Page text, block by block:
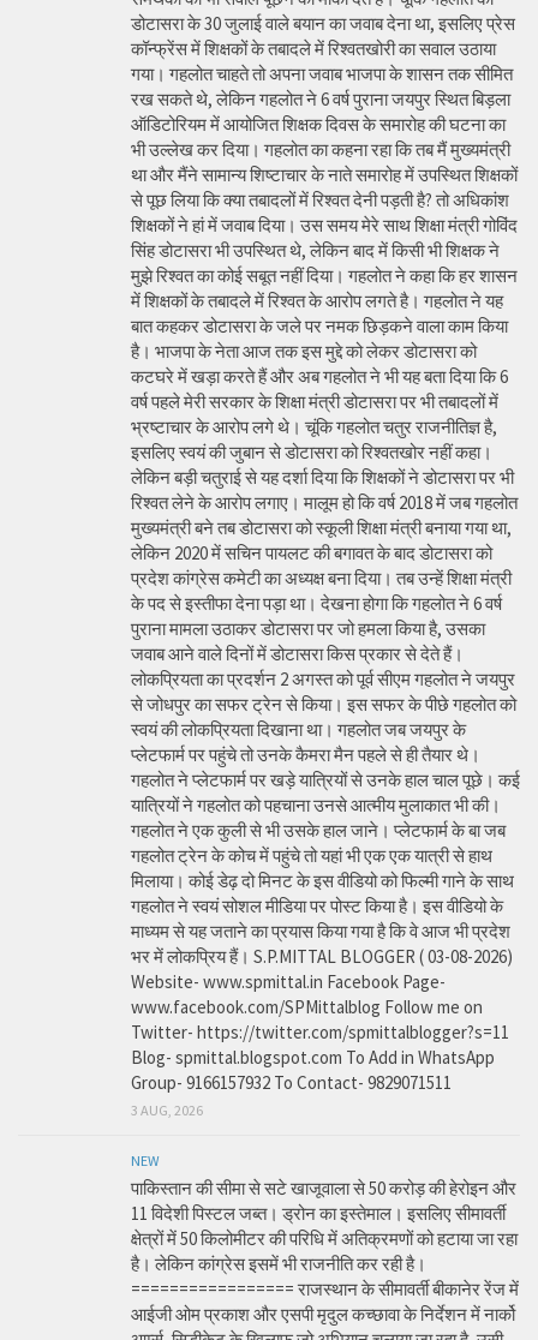
डोटासरा के 30 जुलाई वाले बयान का जवाब देना था, इसलिए प्रेस
कॉन्फ्रेंस में शिक्षकों के तबादले में रिश्वतखोरी का सवाल उठाया
गया। गहलोत चाहते तो अपना जवाब भाजपा के शासन तक सीमित
रख सकते थे, लेकिन गहलोत ने 6 वर्ष पुराना जयपुर स्थित बिड़ला
ऑडिटोरियम में आयोजित शिक्षक दिवस के समारोह की घटना का
भी उल्लेख कर दिया। गहलोत का कहना रहा कि तब मैं मुख्यमंत्री
था और मैंने सामान्य शिष्टाचार के नाते समारोह में उपस्थित शिक्षकों
से पूछ लिया कि क्या तबादलों में रिश्वत देनी पड़ती है? तो अधिकांश
शिक्षकों ने हां में जवाब दिया। उस समय मेरे साथ शिक्षा मंत्री गोविंद
सिंह डोटासरा भी उपस्थित थे, लेकिन बाद में किसी भी शिक्षक ने
मुझे रिश्वत का कोई सबूत नहीं दिया। गहलोत ने कहा कि हर शासन
में शिक्षकों के तबादले में रिश्वत के आरोप लगते है। गहलोत ने यह
बात कहकर डोटासरा के जले पर नमक छिड़कने वाला काम किया
है। भाजपा के नेता आज तक इस मुद्दे को लेकर डोटासरा को
कटघरे में खड़ा करते हैं और अब गहलोत ने भी यह बता दिया कि 6
वर्ष पहले मेरी सरकार के शिक्षा मंत्री डोटासरा पर भी तबादलों में
भ्रष्टाचार के आरोप लगे थे। चूंकि गहलोत चतुर राजनीतिज्ञ है,
इसलिए स्वयं की जुबान से डोटासरा को रिश्वतखोर नहीं कहा।
लेकिन बड़ी चतुराई से यह दर्शा दिया कि शिक्षकों ने डोटासरा पर भी
रिश्वत लेने के आरोप लगाए। मालूम हो कि वर्ष 2018 में जब गहलोत
मुख्यमंत्री बने तब डोटासरा को स्कूली शिक्षा मंत्री बनाया गया था,
लेकिन 2020 में सचिन पायलट की बगावत के बाद डोटासरा को
प्रदेश कांग्रेस कमेटी का अध्यक्ष बना दिया। तब उन्हें शिक्षा मंत्री
के पद से इस्तीफा देना पड़ा था। देखना होगा कि गहलोत ने 6 वर्ष
पुराना मामला उठाकर डोटासरा पर जो हमला किया है, उसका
जवाब आने वाले दिनों में डोटासरा किस प्रकार से देते हैं।
लोकप्रियता का प्रदर्शन 2 अगस्त को पूर्व सीएम गहलोत ने जयपुर
से जोधपुर का सफर ट्रेन से किया। इस सफर के पीछे गहलोत को
स्वयं की लोकप्रियता दिखाना था। गहलोत जब जयपुर के
प्लेटफार्म पर पहुंचे तो उनके कैमरा मैन पहले से ही तैयार थे।
गहलोत ने प्लेटफार्म पर खड़े यात्रियों से उनके हाल चाल पूछे। कई
यात्रियों ने गहलोत को पहचाना उनसे आत्मीय मुलाकात भी की।
गहलोत ने एक कुली से भी उसके हाल जाने। प्लेटफार्म के बा जब
गहलोत ट्रेन के कोच में पहुंचे तो यहां भी एक एक यात्री से हाथ
मिलाया। कोई डेढ़ दो मिनट के इस वीडियो को फिल्मी गाने के साथ
गहलोत ने स्वयं सोशल मीडिया पर पोस्ट किया है। इस वीडियो के
माध्यम से यह जताने का प्रयास किया गया है कि वे आज भी प्रदेश
भर में लोकप्रिय हैं। S.P.MITTAL BLOGGER ( 03-08-2026)
Website- www.spmittal.in Facebook Page-
www.facebook.com/SPMittalblog Follow me on
Twitter- https://twitter.com/spmittalblogger?s=11
Blog- spmittal.blogspot.com To Add in WhatsApp
Group- 9166157932 To Contact- 9829071511
3 AUG, 2026
NEW
पाकिस्तान की सीमा से सटे खाजूवाला से 50 करोड़ की हेरोइन और
11 विदेशी पिस्टल जब्त। ड्रोन का इस्तेमाल। इसलिए सीमावर्ती
क्षेत्रों में 50 किलोमीटर की परिधि में अतिक्रमणों को हटाया जा रहा
है। लेकिन कांग्रेस इसमें भी राजनीति कर रही है।
================= राजस्थान के सीमावर्ती बीकानेर रेंज में
आईजी ओम प्रकाश और एसपी मृदुल कच्छावा के निर्देशन में नार्को